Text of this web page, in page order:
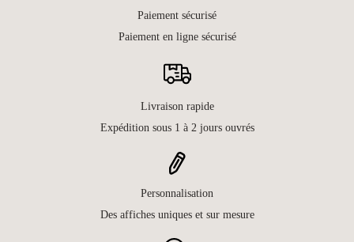
Paiement sécurisé
Paiement en ligne sécurisé
Livraison rapide
Expédition sous 1 à 2 jours ouvrés
Personnalisation
Des affiches uniques et sur mesure